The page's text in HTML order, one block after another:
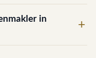
in